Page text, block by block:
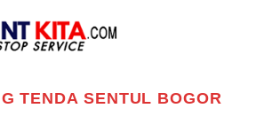
TENDA SENTUL BOGOR